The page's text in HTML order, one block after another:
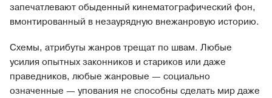
запечатлевают обыденный кинематографический фон,
вмонтированный в незаурядную внежанровую историю.
Схемы, атрибуты жанров трещат по швам. Любые
усилия опытных законников и стариков или даже
праведников, любые жанровые — социально
означенные — упования не способны сделать мир даже